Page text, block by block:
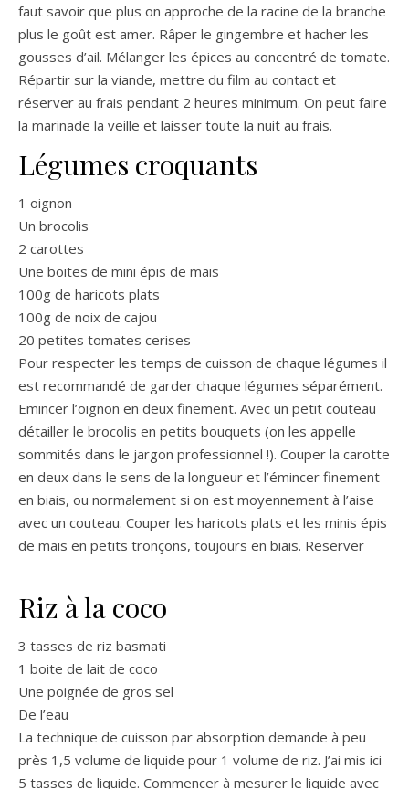
faut savoir que plus on approche de la racine de la branche
plus le goût est amer. Râper le gingembre et hacher les
gousses d’ail. Mélanger les épices au concentré de tomate.
Répartir sur la viande, mettre du film au contact et
réserver au frais pendant 2 heures minimum. On peut faire
la marinade la veille et laisser toute la nuit au frais.
Légumes croquants
1 oignon
Un brocolis
2 carottes
Une boites de mini épis de mais
100g de haricots plats
100g de noix de cajou
20 petites tomates cerises
Pour respecter les temps de cuisson de chaque légumes il
est recommandé de garder chaque légumes séparément.
Emincer l’oignon en deux finement. Avec un petit couteau
détailler le brocolis en petits bouquets (on les appelle
sommités dans le jargon professionnel !). Couper la carotte
en deux dans le sens de la longueur et l’émincer finement
en biais, ou normalement si on est moyennement à l’aise
avec un couteau. Couper les haricots plats et les minis épis
de mais en petits tronçons, toujours en biais. Reserver
Riz à la coco
3 tasses de riz basmati
1 boite de lait de coco
Une poignée de gros sel
De l’eau
La technique de cuisson par absorption demande à peu
près 1,5 volume de liquide pour 1 volume de riz. J’ai mis ici
5 tasses de liquide. Commencer à mesurer le liquide avec